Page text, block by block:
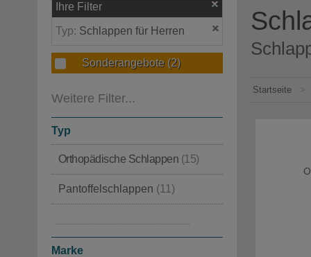
Ihre Filter
Typ: Schlappen für Herren
Sonderangebote (2)
Weitere Filter...
Typ
Orthopädische Schlappen (15)
Pantoffelschlappen (11)
Schlappen
Marke
Startseite >